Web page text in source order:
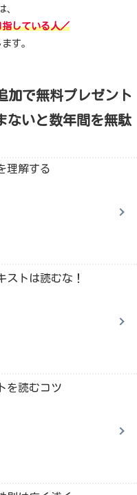
、
している人／
す。
加で無料プレゼント
ないと数年間を無駄
理解する
トは読むな！
を読むコツ